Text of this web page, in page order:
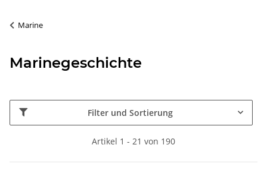
Marine
Marinegeschichte
Filter und Sortierung
Artikel 1 - 21 von 190